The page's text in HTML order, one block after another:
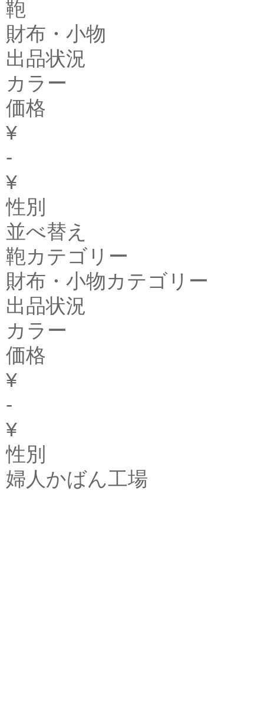
鞄
財布・小物
出品状況
カラー
価格
¥
-
¥
性別
並べ替え
鞄カテゴリー
財布・小物カテゴリー
出品状況
カラー
価格
¥
-
¥
性別
婦人かばん工場